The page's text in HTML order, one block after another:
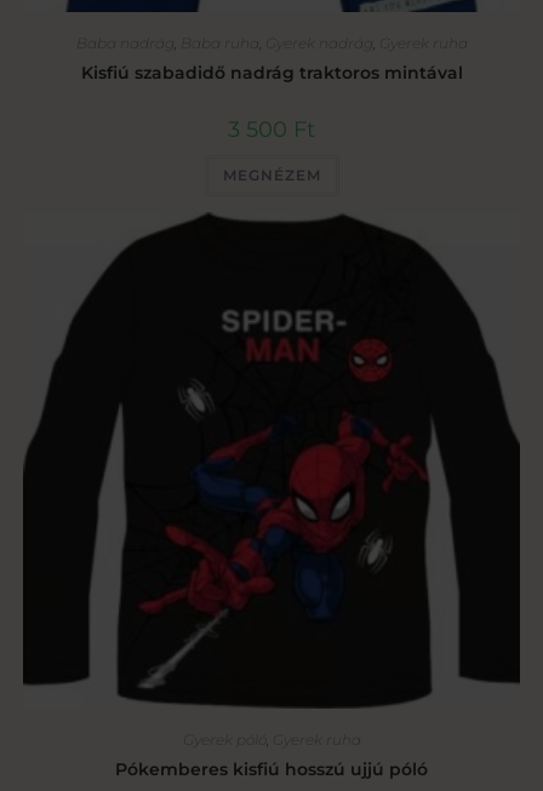
Baba nadrág, Baba ruha, Gyerek nadrág, Gyerek ruha
Kisfiú szabadidő nadrág traktoros mintával
3 500 Ft
MEGNÉZEM
Gyerek póló , Gyerek ruha
Pókemberes kisfiú hosszú ujjú póló